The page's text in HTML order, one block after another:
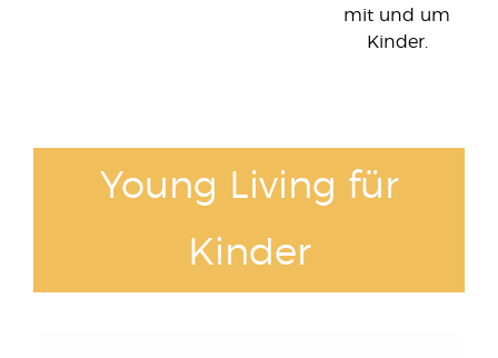
mit und um
Kinder.
Young Living für
Kinder